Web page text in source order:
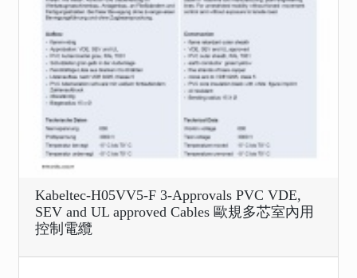
Kabeltec-H05VV5-F 3-Approvals PVC VDE,
SEV and UL approved Cables 歐規多芯室內用
控制電纜